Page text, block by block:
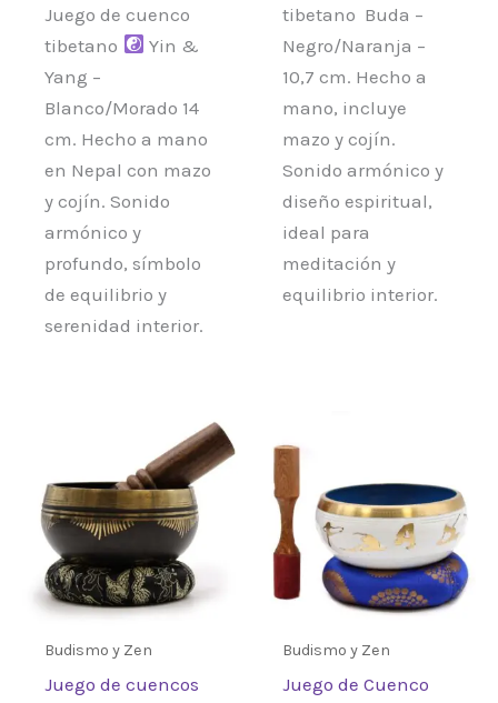
Juego de cuenco
tibetano
Yin &
Yang –
Blanco/Morado 14
cm. Hecho a mano
en Nepal con mazo
y cojín. Sonido
armónico y
profundo, símbolo
de equilibrio y
serenidad interior.
tibetano Buda –
Negro/Naranja –
10,7 cm. Hecho a
mano, incluye
mazo y cojín.
Sonido armónico y
diseño espiritual,
ideal para
meditación y
equilibrio interior.
Budismo y Zen
Juego de cuencos
Budismo y Zen
Juego de Cuenco